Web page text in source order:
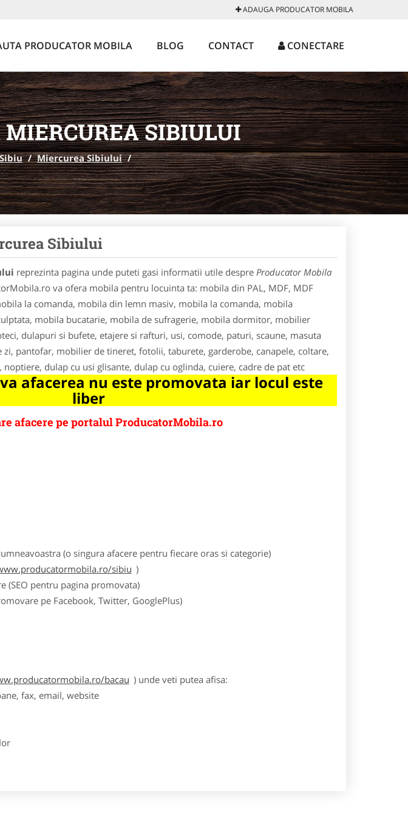
ADAUGA PRODUCATOR MOBILA
PRODUCATOR MOBILA BLOG CONTACT CONECTARE
MIERCUREA SIBIULUI
/ Miercurea Sibiului /
Sibiului
reprezinta pagina unde puteti gasi informatii utile despre Producator Mobila
va ofera mobila pentru locuinta ta: mobila din PAL, MDF, MDF
la comanda, mobila din lemn masiv, mobila la comanda, mobila
mobila bucatarie, mobila de sufragerie, mobila dormitor, mobilier
dulapuri si bufete, etajere si rafturi, usi, comode, paturi, scaune, masuta
pantofar, mobilier de tineret, fotolii, taburete, garderobe, canapele, coltare,
dulap cu usi glisante, dulap cu oglinda, cuiere, cadre de pat etc
afacerea nu este promovata iar locul este
liber
afacere pe portalul ProducatorMobila.ro
(o singura afacere pentru fiecare oras si categorie)
sibiu )
(SEO pentru pagina promovata)
pe Facebook, Twitter, GooglePlus)
bacau ) unde veti putea afisa:
fax, email, website